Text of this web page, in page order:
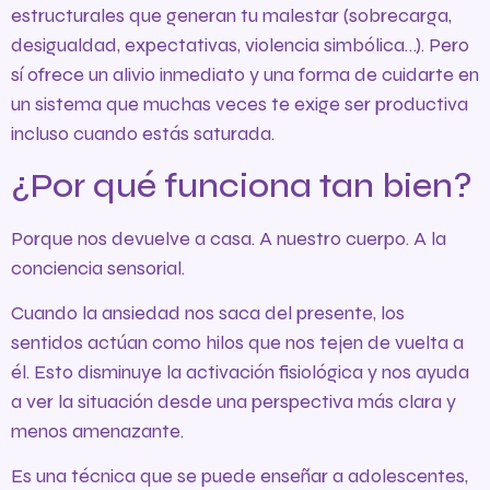
estructurales que generan tu malestar (sobrecarga,
desigualdad, expectativas, violencia simbólica…). Pero
sí ofrece un alivio inmediato y una forma de cuidarte en
un sistema que muchas veces te exige ser productiva
incluso cuando estás saturada.
¿Por qué funciona tan bien?
Porque nos devuelve a casa. A nuestro cuerpo. A la
conciencia sensorial.
Cuando la ansiedad nos saca del presente, los
sentidos actúan como hilos que nos tejen de vuelta a
él. Esto disminuye la activación fisiológica y nos ayuda
a ver la situación desde una perspectiva más clara y
menos amenazante.
Es una técnica que se puede enseñar a adolescentes,